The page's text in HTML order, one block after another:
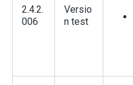
2.4.2.
006
Versio
n test